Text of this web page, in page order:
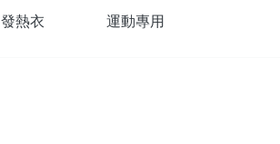
發熱衣 運動專用